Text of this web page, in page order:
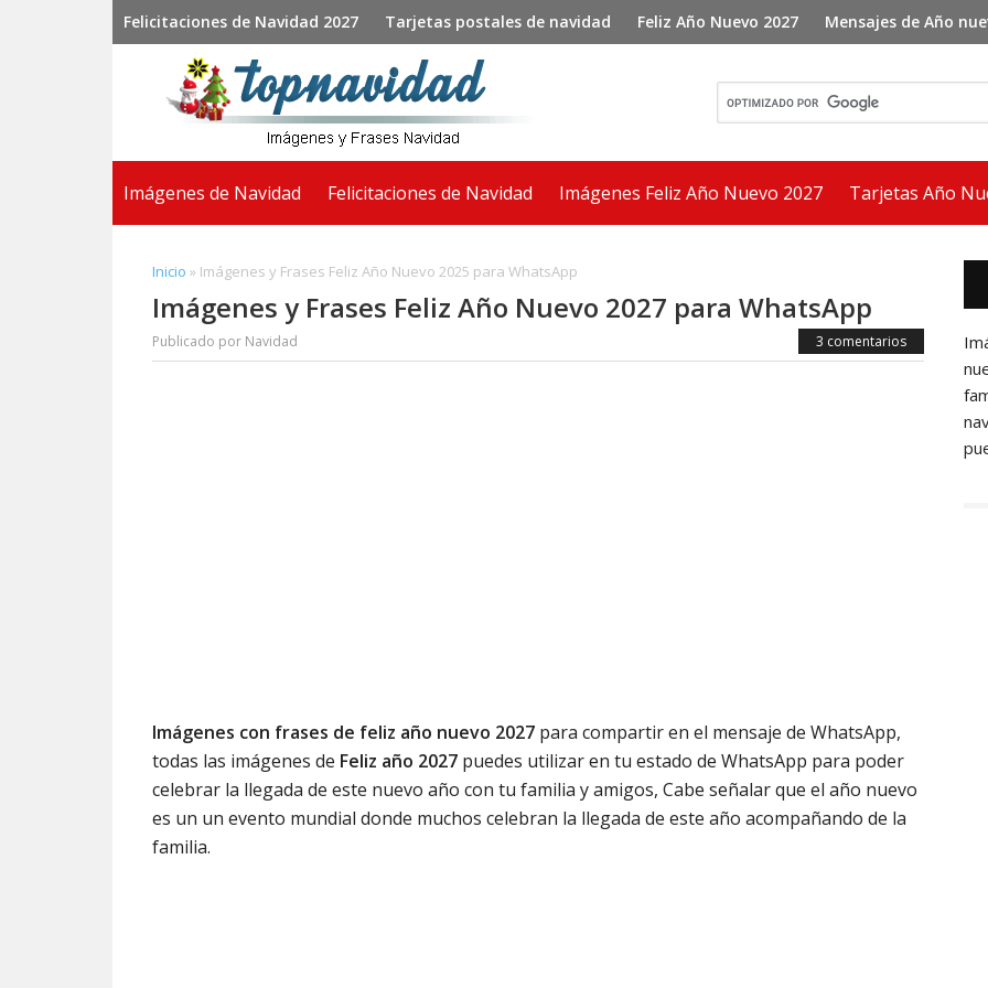
Felicitaciones de Navidad 2027 Tarjetas postales de navidad Feliz Año Nuevo 2027 Mensajes de Año
Imágenes de Navidad Felicitaciones de Navidad Imágenes Feliz Año Nuevo 2027 Tarjetas Año
Inicio » Imágenes y Frases Feliz Año Nuevo 2025 para WhatsApp
Imágenes y Frases Feliz Año Nuevo 2027 para WhatsApp
Publicado por Navidad 3 comentarios
Imágenes con frases de feliz año nuevo 2027 para compartir en el mensaje de WhatsApp,
todas las imágenes de Feliz año 2027 puedes utilizar en tu estado de WhatsApp para poder
celebrar la llegada de este nuevo año con tu familia y amigos, Cabe señalar que el año nuevo
es un un evento mundial donde muchos celebran la llegada de este año acompañando de la
familia.